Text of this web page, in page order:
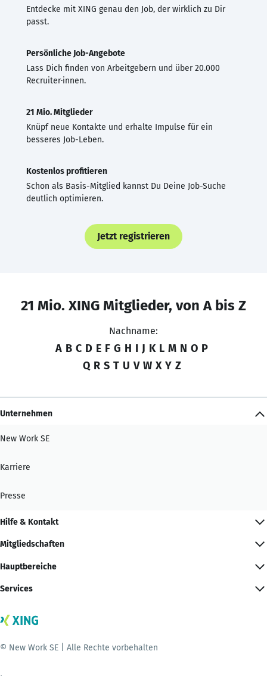
Entdecke mit XING genau den Job, der wirklich zu Dir
passt.
Persönliche Job-Angebote
Lass Dich finden von Arbeitgebern und über 20.000
Recruiter·innen.
21 Mio. Mitglieder
Knüpf neue Kontakte und erhalte Impulse für ein
besseres Job-Leben.
Kostenlos profitieren
Schon als Basis-Mitglied kannst Du Deine Job-Suche
deutlich optimieren.
Jetzt registrieren
21 Mio. XING Mitglieder, von A bis Z
Nachname:
A B C D E F G H I J K L M N O P
Q R S T U V W X Y Z
Unternehmen
New Work SE
Karriere
Presse
Hilfe & Kontakt
Mitgliedschaften
Hauptbereiche
Services
© New Work SE | Alle Rechte vorbehalten